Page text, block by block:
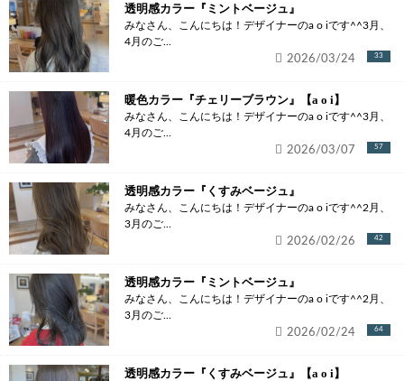
透明感カラー『ミントベージュ』
みなさん、こんにちは！デザイナーのa o iです^^3月、
4月のご...
33
2026/03/24
暖色カラー『チェリーブラウン』【a o i】
みなさん、こんにちは！デザイナーのa o iです^^3月、
4月のご...
57
2026/03/07
透明感カラー『くすみベージュ』
みなさん、こんにちは！デザイナーのa o iです^^2月、
3月のご...
42
2026/02/26
透明感カラー『ミントベージュ』
みなさん、こんにちは！デザイナーのa o iです^^2月、
3月のご...
64
2026/02/24
透明感カラー『くすみベージュ』【a o i】